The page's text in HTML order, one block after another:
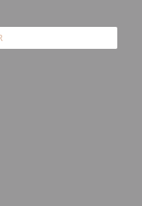
fenêtre))fenêtre))